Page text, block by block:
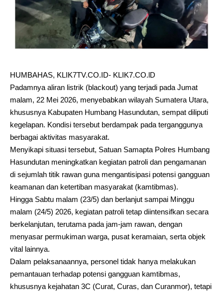
HUMBAHAS, KLIK7TV.CO.ID- KLIK7.CO.lD
Padamnya aliran listrik (blackout) yang terjadi pada Jumat
malam, 22 Mei 2026, menyebabkan wilayah Sumatera Utara,
khususnya Kabupaten Humbang Hasundutan, sempat diliputi
kegelapan. Kondisi tersebut berdampak pada terganggunya
berbagai aktivitas masyarakat.
Menyikapi situasi tersebut, Satuan Samapta Polres Humbang
Hasundutan meningkatkan kegiatan patroli dan pengamanan
di sejumlah titik rawan guna mengantisipasi potensi gangguan
keamanan dan ketertiban masyarakat (kamtibmas).
Hingga Sabtu malam (23/5) dan berlanjut sampai Minggu
malam (24/5) 2026, kegiatan patroli tetap diintensifkan secara
berkelanjutan, terutama pada jam-jam rawan, dengan
menyasar permukiman warga, pusat keramaian, serta objek
vital lainnya.
Dalam pelaksanaannya, personel tidak hanya melakukan
pemantauan terhadap potensi gangguan kamtibmas,
khususnya kejahatan 3C (Curat, Curas, dan Curanmor), tetapi